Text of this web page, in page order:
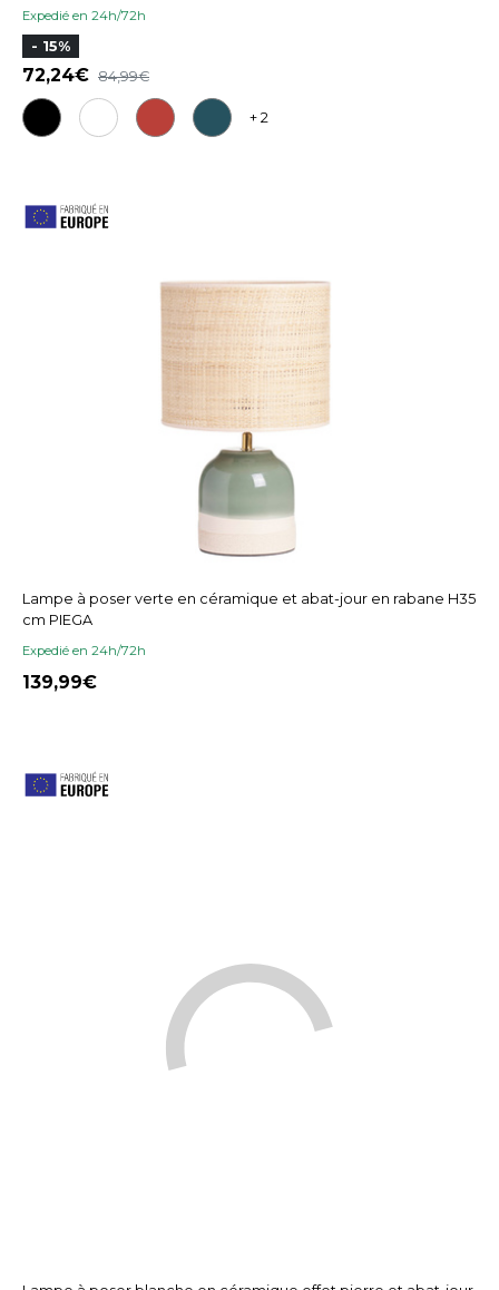
Expedié en 24h/72h
- 15%
72,24 84,99
+ 2
Lampe à poser verte en céramique et abat-jour en rabane H35
cm PIEGA
Expedié en 24h/72h
139,99